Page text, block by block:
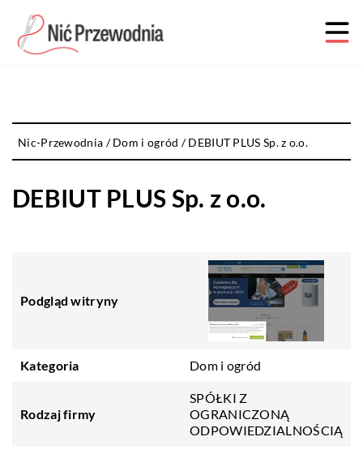
Nic-Przewodnia /Dom i ogród /DEBIUT PLUS Sp. z o.o.
DEBIUT PLUS Sp. z o.o.
Podgląd witryny
Kategoria Dom i ogród
Rodzaj firmy
SPÓŁKI Z
OGRANICZONĄ
ODPOWIEDZIALNOŚCIĄ